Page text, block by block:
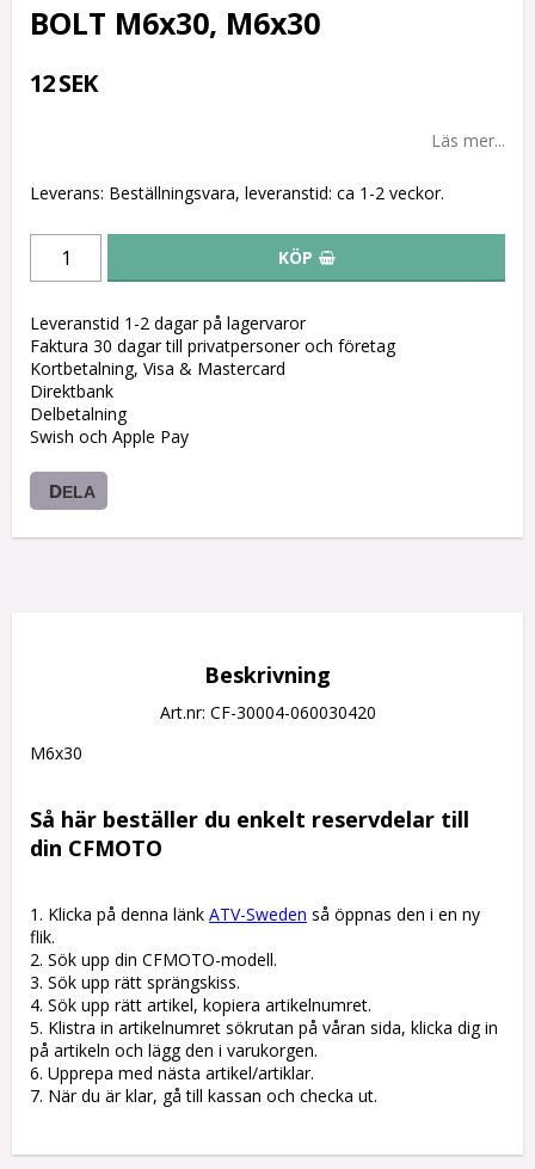
BOLT M6x30, M6x30
12 SEK
Läs mer...
Leverans: Beställningsvara, leveranstid: ca 1-2 veckor.
KÖP
Leveranstid 1-2 dagar på lagervaror
Faktura 30 dagar till privatpersoner och företag
Kortbetalning, Visa & Mastercard
Direktbank
Delbetalning
Swish och Apple Pay
DELA
Beskrivning
Art.nr: CF-30004-060030420
M6x30
Så här beställer du enkelt reservdelar till
din CFMOTO
1. Klicka på denna länk ATV-Sweden så öppnas den i en ny
flik.
2. Sök upp din CFMOTO-modell.
3. Sök upp rätt sprängskiss.
4. Sök upp rätt artikel, kopiera artikelnumret.
5. Klistra in artikelnumret sökrutan på våran sida, klicka dig in
på artikeln och lägg den i varukorgen.
6. Upprepa med nästa artikel/artiklar.
7. När du är klar, gå till kassan och checka ut.